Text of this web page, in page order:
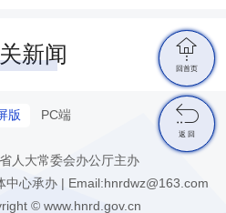
新闻
版 PC端
人大常委会办公厅主办
中心承办 | Email:hnrdwz@163.com
© www.hnrd.gov.cn

回首页

返 回